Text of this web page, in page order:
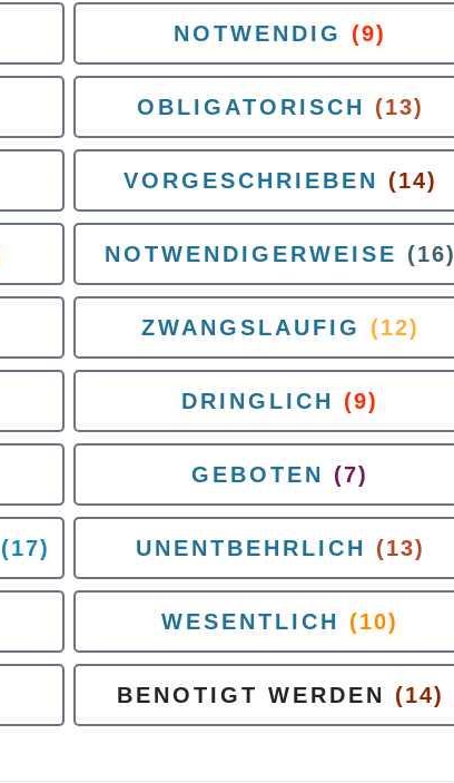
NOTWENDIG (9)
OBLIGATORISCH (13)
VORGESCHRIEBEN (14)
NOTWENDIGERWEISE (16)
ZWANGSLAUFIG (12)
DRINGLICH (9)
GEBOTEN (7)
(17) UNENTBEHRLICH (13)
WESENTLICH (10)
BENOTIGT WERDEN (14)